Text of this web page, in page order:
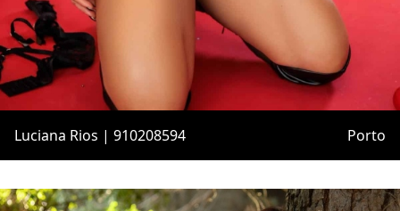
Luciana Rios | 910208594 Porto